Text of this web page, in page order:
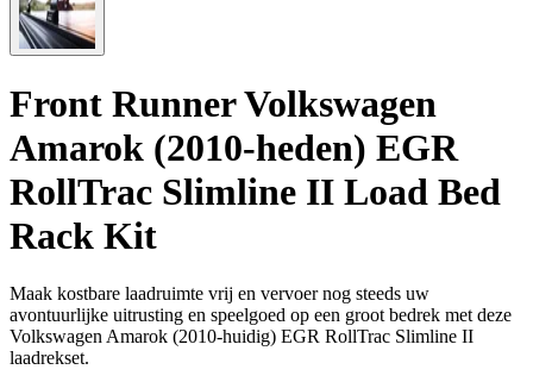
Front Runner Volkswagen
Amarok (2010-heden) EGR
RollTrac Slimline II Load Bed
Rack Kit
Maak kostbare laadruimte vrij en vervoer nog steeds uw
avontuurlijke uitrusting en speelgoed op een groot bedrek met deze
Volkswagen Amarok (2010-huidig) EGR RollTrac Slimline II
laadrekset.